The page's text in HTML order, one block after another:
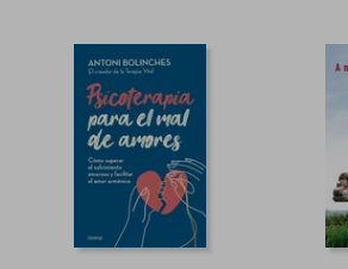
45%
dcto.